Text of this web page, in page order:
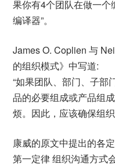
果你有4个团队在做一
编译器”。
James O. Coplien 与
的组织模式》中写道:
“如果团队、部门、子部
品的必要组成或产品组
烦。因此，应该确保组
康威的原文中提出的各定
第一定律 组织沟通方式